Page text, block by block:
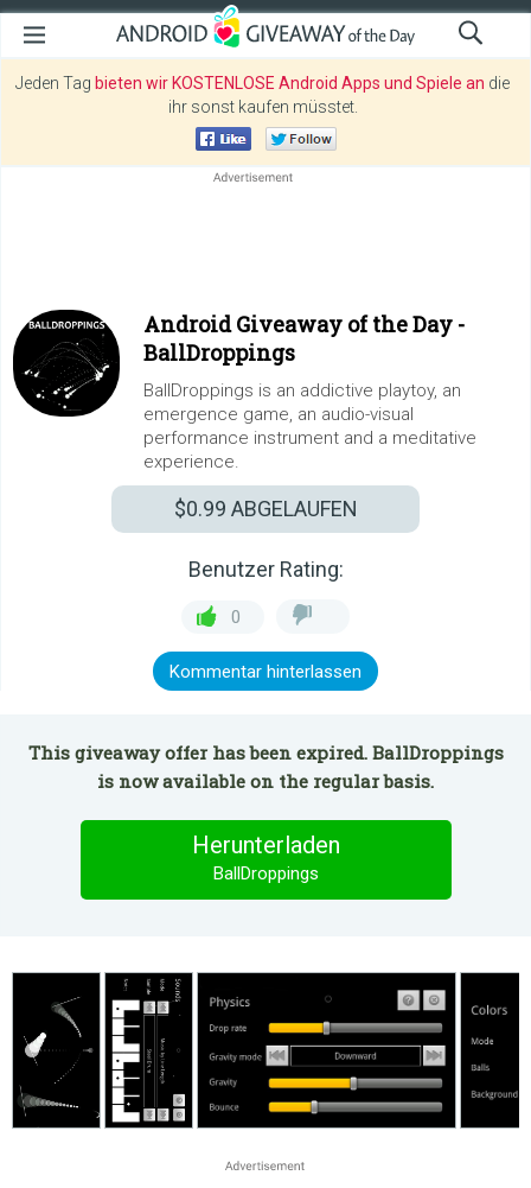
Jeden Tag bieten wir KOSTENLOSE Android Apps und Spiele an die
ihr sonst kaufen müsstet.
Android Giveaway of the Day -
BallDroppings
BallDroppings is an addictive playtoy, an
emergence game, an audio-visual
performance instrument and a meditative
experience.
$0.99 ABGELAUFEN
Benutzer Rating:
0
Kommentar hinterlassen
This giveaway offer has been expired. BallDroppings
is now available on the regular basis.
Herunterladen
BallDroppings